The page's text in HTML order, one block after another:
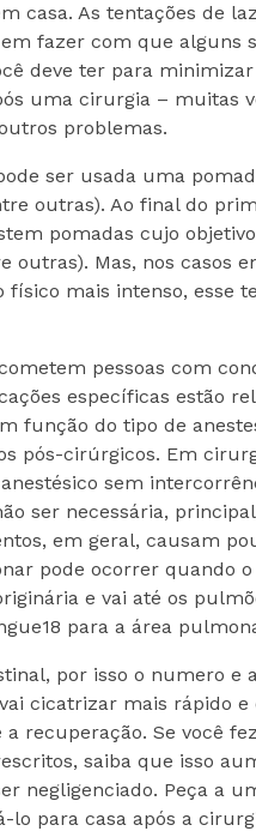
casa. As tentações de
fazer com que alguns
deve ter para
uma cirurgia – muitas
problemas.
ser usada uma
outras). Ao final do
pomadas cujo
outras). Mas, nos casos
mais intenso, esse
pessoas com
específicas estão
função do tipo de
pós-cirúrgicos. Em
sem
ser necessária,
em geral, causam
pode ocorrer quando
e vai até os
para a área
por isso o numero e
cicatrizar mais rápido
recuperação. Se você
saiba que isso
negligenciado. Peça a
lo para casa após a